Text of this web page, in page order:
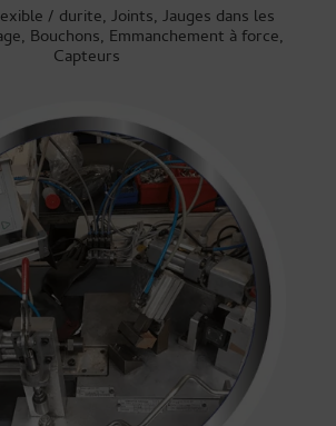
/ durite, Joints, Jauges dans les
Bouchons, Emmanchement à force,
Capteurs